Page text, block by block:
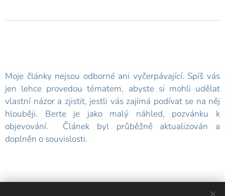
Moje články nejsou odborné ani vyčerpávající. Spíš vás
jen lehce provedou tématem, abyste si mohli udělat
vlastní názor a zjistit, jestli vás zajímá podívat se na něj
hlouběji. Berte je jako malý náhled, pozvánku k
objevování. Článek byl průběžně aktualizován a
doplněn o souvislosti.